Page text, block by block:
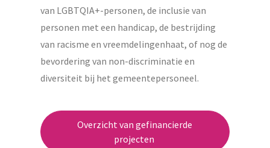
van LGBTQIA+-personen, de inclusie van
personen met een handicap, de bestrijding
van racisme en vreemdelingenhaat, of nog de
bevordering van non-discriminatie en
diversiteit bij het gemeentepersoneel.
Overzicht van gefinancierde
projecten